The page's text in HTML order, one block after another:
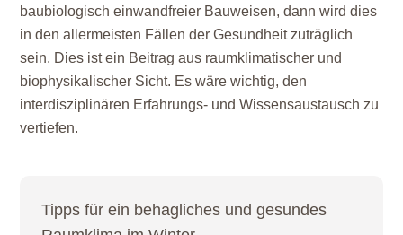
baubiologisch einwandfreier Bauweisen, dann wird dies
in den allermeisten Fällen der Gesundheit zuträglich
sein. Dies ist ein Beitrag aus raumklimatischer und
biophysikalischer Sicht. Es wäre wichtig, den
interdisziplinären Erfahrungs- und Wissensaustausch zu
vertiefen.
Tipps für ein behagliches und gesundes